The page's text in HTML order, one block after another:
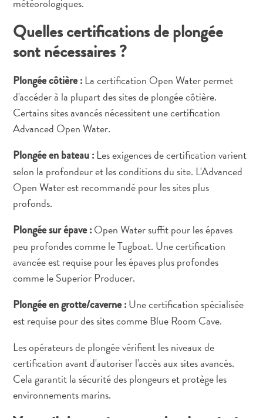
météorologiques.
Quelles certifications de plongée
sont nécessaires ?
Plongée côtière :La certification Open Water permet
d'accéder à la plupart des sites de plongée côtière.
Certains sites avancés nécessitent une certification
Advanced Open Water.
Plongée en bateau :Les exigences de certification varient
selon la profondeur et les conditions du site. L'Advanced
Open Water est recommandé pour les sites plus
profonds.
Plongée sur épave :Open Water suffit pour les épaves
peu profondes comme le Tugboat. Une certification
avancée est requise pour les épaves plus profondes
comme le Superior Producer.
Plongée en grotte/caverne :Une certification spécialisée
est requise pour des sites comme Blue Room Cave.
Les opérateurs de plongée vérifient les niveaux de
certification avant d'autoriser l'accès aux sites avancés.
Cela garantit la sécurité des plongeurs et protège les
environnements marins.